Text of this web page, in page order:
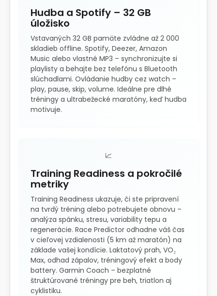
Hudba a Spotify – 32 GB
úložisko
Vstavaných 32 GB pamäte zvládne až 2 000
skladieb offline. Spotify, Deezer, Amazon
Music alebo vlastné MP3 – synchronizujte si
playlisty a behajte bez telefónu s Bluetooth
slúchadlami. Ovládanie hudby cez watch –
play, pause, skip, volume. Ideálne pre dlhé
tréningy a ultrabežecké maratóny, keď hudba
motivuje.
📈
Training Readiness a pokročilé
metriky
Training Readiness ukazuje, či ste pripravení
na tvrdý tréning alebo potrebujete obnovu –
analýza spánku, stresu, variability tepu a
regenerácie. Race Predictor odhadne váš čas
v cieľovej vzdialenosti (5 km až maratón) na
základe vašej kondície. Laktatový prah, VO₂
Max, odhad zápalov, tréningový efekt a body
battery. Garmin Coach – bezplatné
štruktúrované tréningy pre beh, triatlon aj
cyklistiku.